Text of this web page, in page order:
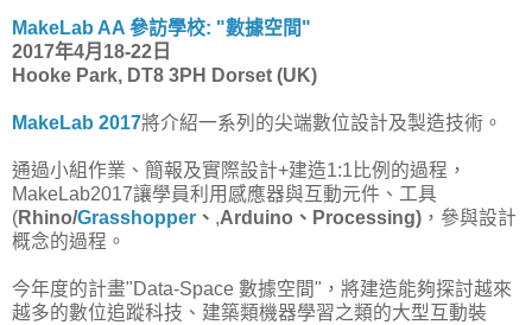
MakeLab AA 參訪學校: "數據空間"
2017年4月18-22日
Hooke Park, DT8 3PH Dorset (UK)
MakeLab 2017將介紹一系列的尖端數位設計及製造技術。
通過小組作業、簡報及實際設計+建造1:1比例的過程，
MakeLab2017讓學員利用感應器與互動元件、工具
(Rhino/Grasshopper 、 ,Arduino 、Processing) ，參與設計
概念的過程。
今年度的計畫"Data-Space 數據空間"，將建造能夠探討越來
越多的數位追蹤科技、建築類機器學習之類的大型互動裝